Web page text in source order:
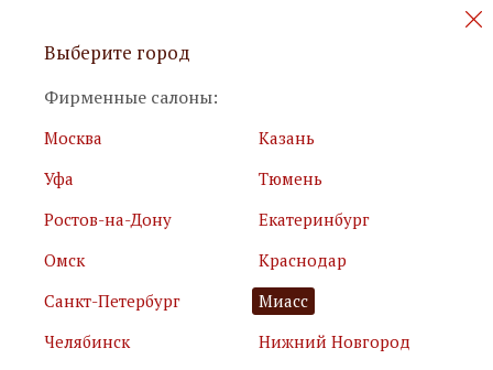
Персональные акции и новинки
Я принимаю
условия использования сайта
Я соглашаюсь сполитикой обработки персональных
Выберите город
Фирменные салоны:
Москва
Казань
Уфа
Тюмень
Ростов-на-Дону
Екатеринбург
Омск
Краснодар
Санкт-Петербург
Миасс
Челябинск
Нижний Новгород